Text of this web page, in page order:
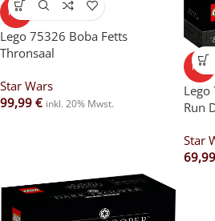
HOT
Lego 75326 Boba Fetts
Thronsaal
Star Wars
99,99 € inkl. 20% Mwst.
HOT
Lego
Run
Star
69,99